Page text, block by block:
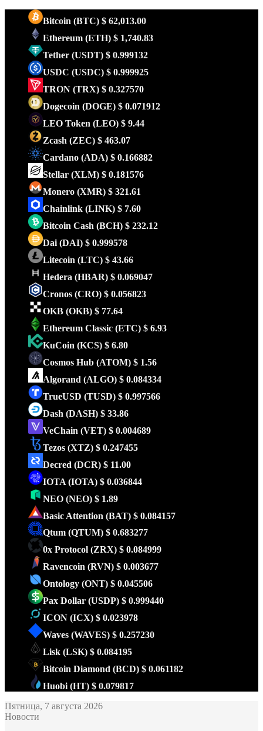
Bitcoin (BTC) $ 62,013.00
Ethereum (ETH) $ 1,740.83
Tether (USDT) $ 0.999132
USDC (USDC) $ 0.999925
TRON (TRX) $ 0.327570
Dogecoin (DOGE) $ 0.071912
LEO Token (LEO) $ 9.44
Zcash (ZEC) $ 463.07
Cardano (ADA) $ 0.166882
Stellar (XLM) $ 0.181576
Monero (XMR) $ 321.61
Chainlink (LINK) $ 7.60
Bitcoin Cash (BCH) $ 232.12
Dai (DAI) $ 0.999578
Litecoin (LTC) $ 43.66
Hedera (HBAR) $ 0.069047
Cronos (CRO) $ 0.056823
OKB (OKB) $ 77.64
Ethereum Classic (ETC) $ 6.93
KuCoin (KCS) $ 6.80
Cosmos Hub (ATOM) $ 1.56
Algorand (ALGO) $ 0.084334
TrueUSD (TUSD) $ 0.997566
Dash (DASH) $ 33.86
VeChain (VET) $ 0.004689
Tezos (XTZ) $ 0.247455
Decred (DCR) $ 11.00
IOTA (IOTA) $ 0.036844
NEO (NEO) $ 1.89
Basic Attention (BAT) $ 0.084157
Qtum (QTUM) $ 0.683277
0x Protocol (ZRX) $ 0.084999
Ravencoin (RVN) $ 0.003677
Ontology (ONT) $ 0.045506
Pax Dollar (USDP) $ 0.999440
ICON (ICX) $ 0.023978
Waves (WAVES) $ 0.257230
Lisk (LSK) $ 0.084195
Bitcoin Diamond (BCD) $ 0.061182
Huobi (HT) $ 0.079817
Пятница, 7 августа 2026
Новости